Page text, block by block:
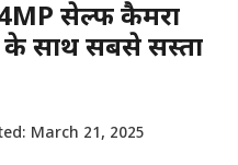
सेल्फी कैमरा
साथ सबसे सस्ता
March 21, 2025